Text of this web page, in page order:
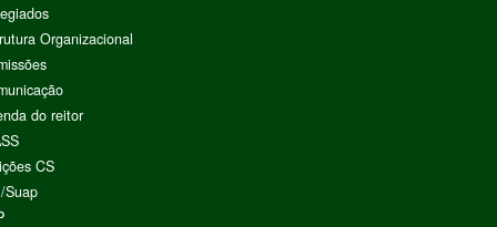
Organizacional
do reitor
CS
Suap